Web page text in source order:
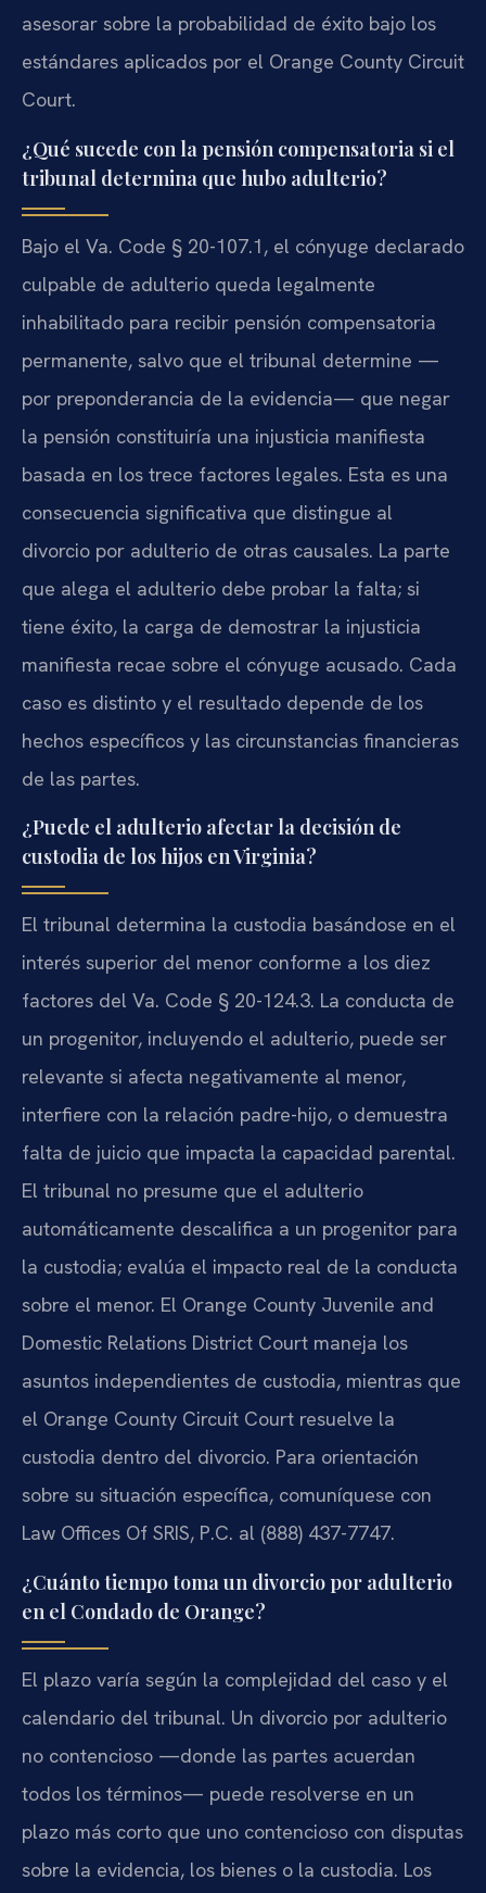
asesorar sobre la probabilidad de éxito bajo los
estándares aplicados por el Orange County Circuit
Court.
¿Qué sucede con la pensión compensatoria si el
tribunal determina que hubo adulterio?
Bajo el Va. Code § 20-107.1, el cónyuge declarado
culpable de adulterio queda legalmente
inhabilitado para recibir pensión compensatoria
permanente, salvo que el tribunal determine —
por preponderancia de la evidencia— que negar
la pensión constituiría una injusticia manifiesta
basada en los trece factores legales. Esta es una
consecuencia significativa que distingue al
divorcio por adulterio de otras causales. La parte
que alega el adulterio debe probar la falta; si
tiene éxito, la carga de demostrar la injusticia
manifiesta recae sobre el cónyuge acusado. Cada
caso es distinto y el resultado depende de los
hechos específicos y las circunstancias financieras
de las partes.
¿Puede el adulterio afectar la decisión de
custodia de los hijos en Virginia?
El tribunal determina la custodia basándose en el
interés superior del menor conforme a los diez
factores del Va. Code § 20-124.3. La conducta de
un progenitor, incluyendo el adulterio, puede ser
relevante si afecta negativamente al menor,
interfiere con la relación padre-hijo, o demuestra
falta de juicio que impacta la capacidad parental.
El tribunal no presume que el adulterio
automáticamente descalifica a un progenitor para
la custodia; evalúa el impacto real de la conducta
sobre el menor. El Orange County Juvenile and
Domestic Relations District Court maneja los
asuntos independientes de custodia, mientras que
el Orange County Circuit Court resuelve la
custodia dentro del divorcio. Para orientación
sobre su situación específica, comuníquese con
Law Offices Of SRIS, P.C. al (888) 437-7747.
¿Cuánto tiempo toma un divorcio por adulterio
en el Condado de Orange?
El plazo varía según la complejidad del caso y el
calendario del tribunal. Un divorcio por adulterio
no contencioso —donde las partes acuerdan
todos los términos— puede resolverse en un
plazo más corto que uno contencioso con disputas
sobre la evidencia, los bienes o la custodia. Los